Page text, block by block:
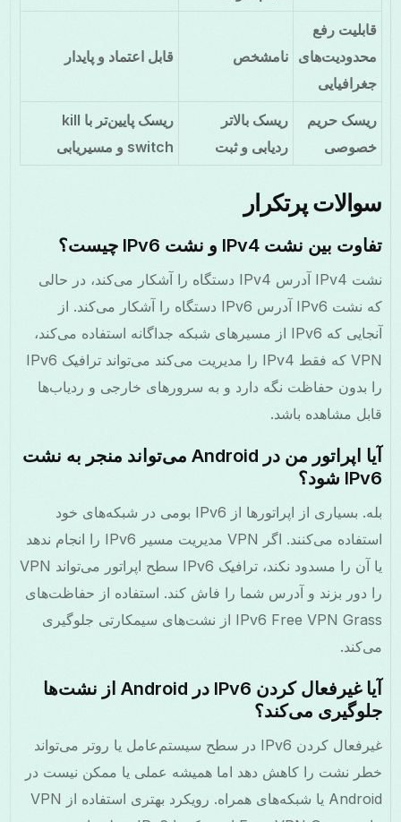
قابلیت رفع
محدودیت‌های
جغرافیایی
نامشخص قابل اعتماد و پایدار
ریسک حریم
خصوصی
ریسک بالاتر
ردیابی و ثبت
ریسک پایین‌تر با kill
switch و مسیریابی
سوالات پرتکرار
تفاوت بین نشت IPv4 و نشت IPv6 چیست؟
نشت IPv4 آدرس IPv4 دستگاه را آشکار می‌کند، در حالی
که نشت IPv6 آدرس IPv6 دستگاه را آشکار می‌کند. از
آنجایی که IPv6 از مسیرهای شبکه جداگانه استفاده می‌کند،
VPN که فقط IPv4 را مدیریت می‌کند می‌تواند ترافیک IPv6
را بدون حفاظت نگه دارد و به سرورهای خارجی و ردیاب‌ها
قابل مشاهده باشد.
آیا اپراتور من در Android می‌تواند منجر به نشت
IPv6 شود؟
بله. بسیاری از اپراتورها از IPv6 بومی در شبکه‌های خود
استفاده می‌کنند. اگر VPN مدیریت مسیر IPv6 را انجام ندهد
یا آن را مسدود نکند، ترافیک IPv6 سطح اپراتور می‌تواند VPN
را دور بزند و آدرس شما را فاش کند. استفاده از حفاظت‌های
IPv6 Free VPN Grass از نشت‌های سیمکارتی جلوگیری
می‌کند.
آیا غیرفعال کردن IPv6 در Android از نشت‌ها
جلوگیری می‌کند؟
غیرفعال کردن IPv6 در سطح سیستم‌عامل یا روتر می‌تواند
خطر نشت را کاهش دهد اما همیشه عملی یا ممکن نیست در
Android یا شبکه‌های همراه. رویکرد بهتری استفاده از VPN